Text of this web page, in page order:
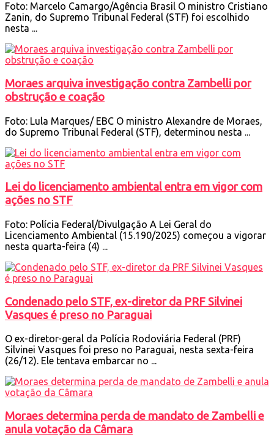
Foto: Marcelo Camargo/Agência Brasil O ministro Cristiano
Zanin, do Supremo Tribunal Federal (STF) foi escolhido
nesta ...
Moraes arquiva investigação contra Zambelli por
obstrução e coação
Foto: Lula Marques/ EBC O ministro Alexandre de Moraes,
do Supremo Tribunal Federal (STF), determinou nesta ...
Lei do licenciamento ambiental entra em vigor com
ações no STF
Foto: Polícia Federal/Divulgação A Lei Geral do
Licenciamento Ambiental (15.190/2025) começou a vigorar
nesta quarta-feira (4) ...
Condenado pelo STF, ex-diretor da PRF Silvinei
Vasques é preso no Paraguai
O ex-diretor-geral da Polícia Rodoviária Federal (PRF)
Silvinei Vasques foi preso no Paraguai, nesta sexta-feira
(26/12). Ele tentava embarcar no ...
Moraes determina perda de mandato de Zambelli e
anula votação da Câmara